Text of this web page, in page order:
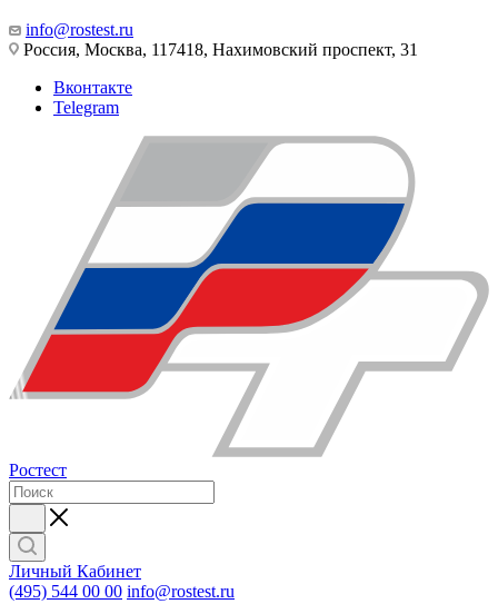
info@rostest.ru
Россия, Москва, 117418, Нахимовский проспект, 31
Вконтакте
Telegram
Ростест
Личный Кабинет
(495) 544 00 00 info@rostest.ru